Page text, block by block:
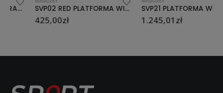
SVP02 RED PLATFORMA WIBRACYJNA LOOP
425,00zł
SVP21 PLATFORMA WIBRACYJNA Z NAKŁADKĄ I SIEDZISKIEM 3D 2 SILNIKI SKY
1.245,01zł